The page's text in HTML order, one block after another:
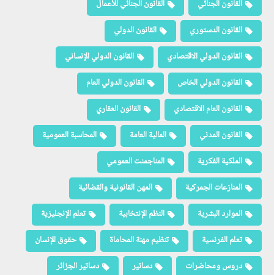
القانون الجنائي
القانون الجنائي للأعمال
القانون الدستوري
القانون الدولي
القانون الدولي الاقتصادي
القانون الدولي الإنساني
القانون الدولي الخاص
القانون الدولي العام
القانون العام الاقتصادي
القانون العقاري
القانون المدني
المالية العامة
المحاسبة العمومية
الملكية الفكرية
المناجمنت العمومي
المنازعات الجمركية
المهن القانونية والقضائية
الموارد البشرية
النظم الإنتخابية
تعلم الإنجليزية
تعلم الفرنسية
تنظيم مهنة المحاماة
حقوق الإنسان
دروس ومحاضرات
دساتير دساتير الجزائر